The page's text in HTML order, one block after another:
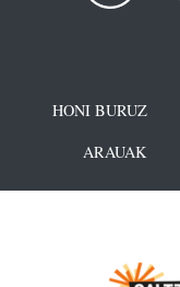
HONI BURUZ
ARAUAK